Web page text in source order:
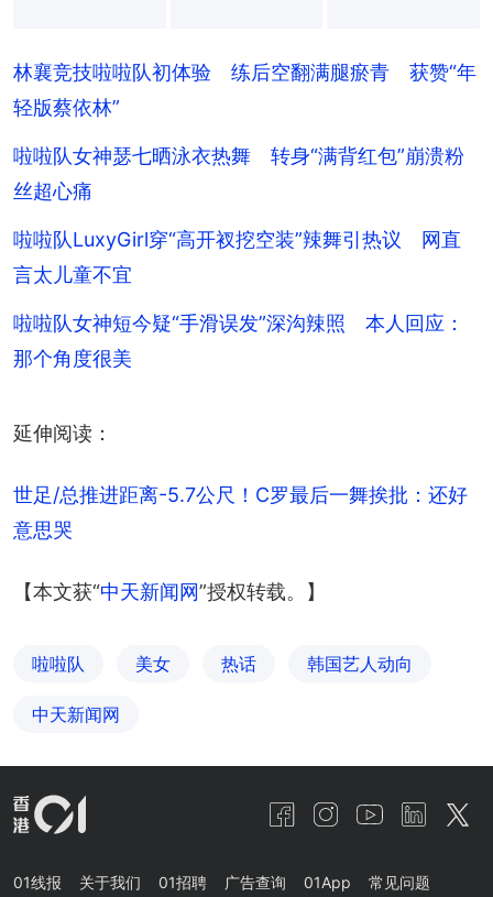
+4
林襄竞技啦啦队初体验 练后空翻满腿瘀青 获赞“年
轻版蔡依林”
啦啦队女神瑟七晒泳衣热舞 转身“满背红包”崩溃粉
丝超心痛
啦啦队LuxyGirl穿“高开衩挖空装”辣舞引热议 网直
言太儿童不宜
啦啦队女神短今疑“手滑误发”深沟辣照 本人回应：
那个角度很美
延伸阅读：
世足/总推进距离-5.7公尺！C罗最后一舞挨批：还好
意思哭
【本文获“中天新闻网”授权转载。】
啦啦队 美女 热话 韩国艺人动向
中天新闻网
01线报 关于我们 01招聘 广告查询 01App 常见问题